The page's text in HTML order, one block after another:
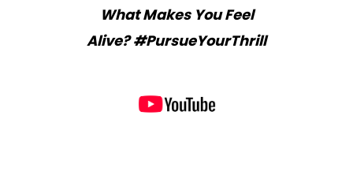
What Makes You Feel
Alive?#PursueYourThrill